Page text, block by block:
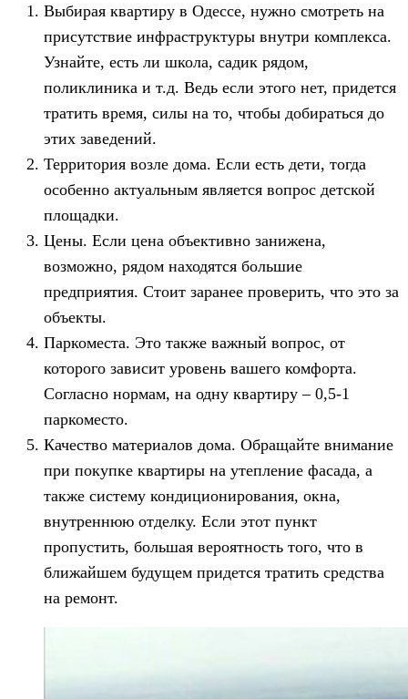
Выбирая квартиру в Одессе, нужно смотреть на
присутствие инфраструктуры внутри комплекса.
Узнайте, есть ли школа, садик рядом,
поликлиника и т.д. Ведь если этого нет, придется
тратить время, силы на то, чтобы добираться до
этих заведений.
Территория возле дома. Если есть дети, тогда
особенно актуальным является вопрос детской
площадки.
Цены. Если цена объективно занижена,
возможно, рядом находятся большие
предприятия. Стоит заранее проверить, что это за
объекты.
Паркоместа. Это также важный вопрос, от
которого зависит уровень вашего комфорта.
Согласно нормам, на одну квартиру – 0,5-1
паркоместо.
Качество материалов дома. Обращайте внимание
при покупке квартиры на утепление фасада, а
также систему кондиционирования, окна,
внутреннюю отделку. Если этот пункт
пропустить, большая вероятность того, что в
ближайшем будущем придется тратить средства
на ремонт.